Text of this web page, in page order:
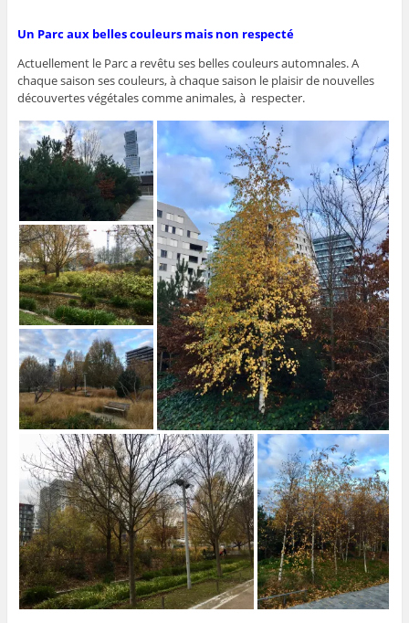
Un Parc aux belles couleurs mais non respecté
Actuellement le Parc a revêtu ses belles couleurs automnales. A
chaque saison ses couleurs, à chaque saison le plaisir de nouvelles
découvertes végétales comme animales, à respecter.